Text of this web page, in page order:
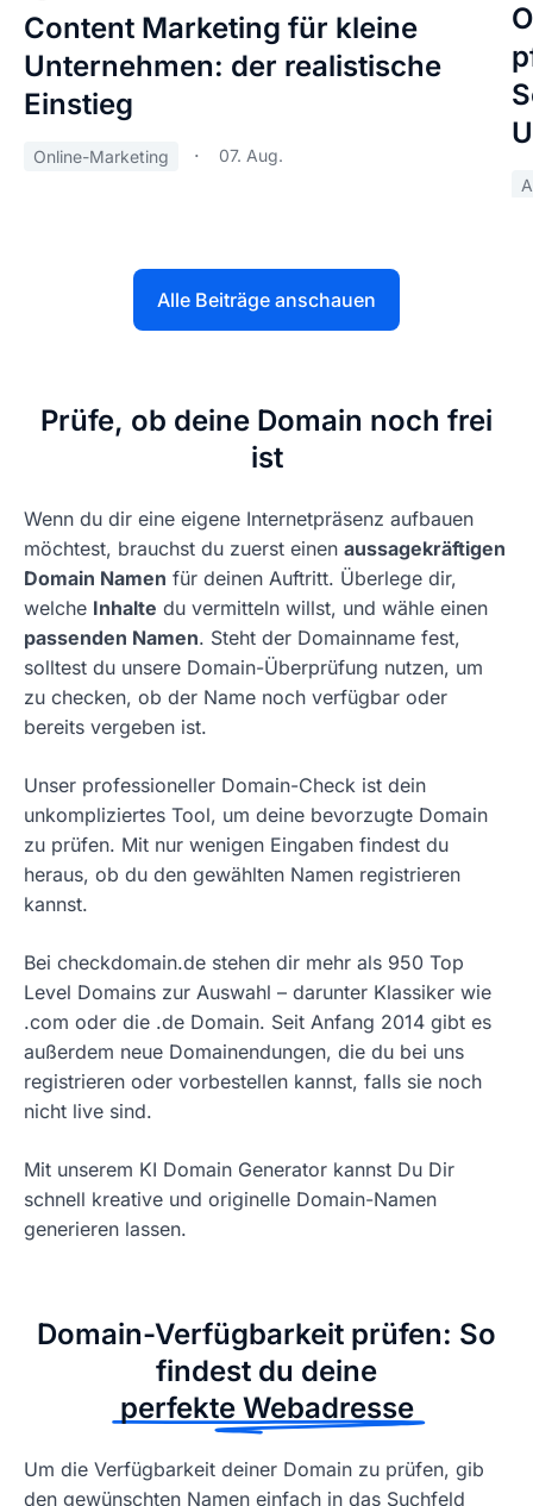
Content Marketing für kleine
Unternehmen: der realistische
Einstieg
Online-Marketing 07. Aug.
Alle Beiträge anschauen
Prüfe, ob deine Domain noch frei
ist
Wenn du dir eine eigene Internetpräsenz aufbauen
möchtest, brauchst du zuerst einen aussagekräftigen
Domain Namen für deinen Auftritt. Überlege dir,
welche Inhalte du vermitteln willst, und wähle einen
passenden Namen. Steht der Domainname fest,
solltest du unsere Domain-Überprüfung nutzen, um
zu checken, ob der Name noch verfügbar oder
bereits vergeben ist.
Unser professioneller Domain-Check ist dein
unkompliziertes Tool, um deine bevorzugte Domain
zu prüfen. Mit nur wenigen Eingaben findest du
heraus, ob du den gewählten Namen registrieren
kannst.
Bei checkdomain.de stehen dir mehr als 950 Top
Level Domains zur Auswahl – darunter Klassiker wie
.com oder die .de Domain. Seit Anfang 2014 gibt es
außerdem neue Domainendungen, die du bei uns
registrieren oder vorbestellen kannst, falls sie noch
nicht live sind.
Mit unserem KI Domain Generator kannst Du Dir
schnell kreative und originelle Domain-Namen
generieren lassen.
Domain-Verfügbarkeit prüfen: So
findest du deine
perfekte Webadresse
Um die Verfügbarkeit deiner Domain zu prüfen, gib
den gewünschten Namen einfach in das Suchfeld